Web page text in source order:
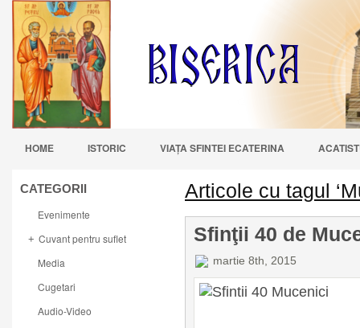
HOME ISTORIC VIAŢA SFINTEI ECATERINA
CATEGORII
Evenimente
+ Cuvant pentru suflet
Media
Cugetari
Audio-Video
Articole cu tagul
Sfinţii 40 de
martie 8th, 2015